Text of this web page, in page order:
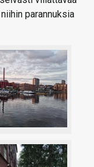
parannuksia